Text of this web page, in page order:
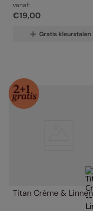
vanaf:
€19,00
Gratis kleurstalen
Titan Crème & Linnen